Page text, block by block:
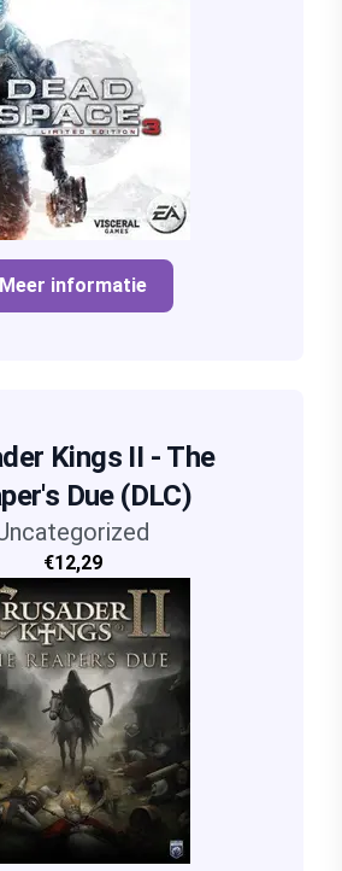
Meer informatie
Kings II - The
Due (DLC)
€12,29